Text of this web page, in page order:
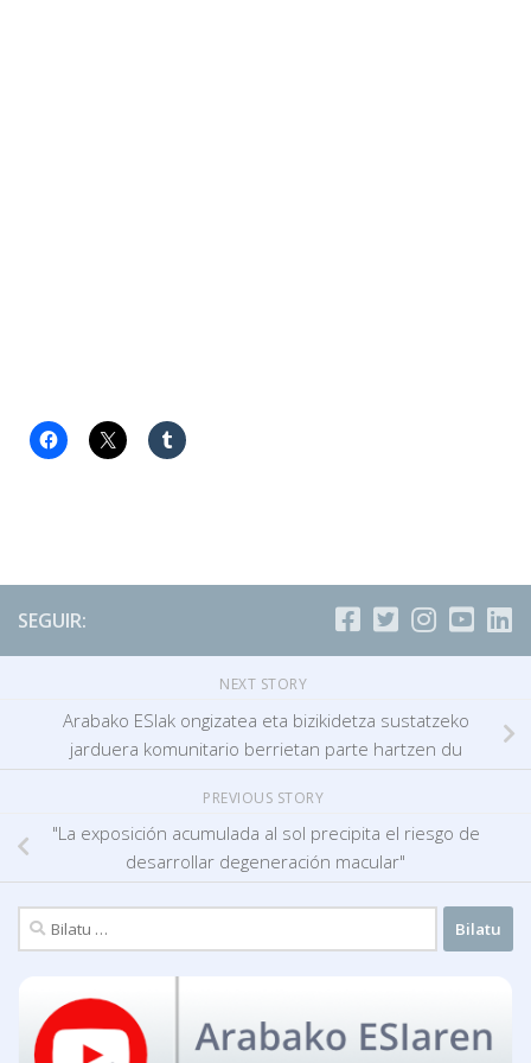
SEGUIR:
NEXT STORY
Arabako ESIak ongizatea eta bizikidetza sustatzeko
jarduera komunitario berrietan parte hartzen du
PREVIOUS STORY
"La exposición acumulada al sol precipita el riesgo de
desarrollar degeneración macular"
Bilatu: